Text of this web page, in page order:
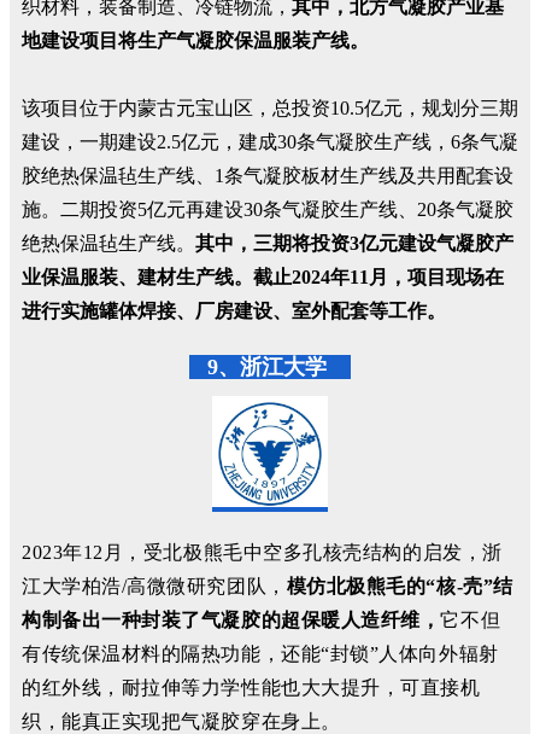
织材料，装备制造、冷链物流， 其中，北方气凝胶产业基
地建设项目将生产气凝胶保温服装产线。
该项目位于内蒙古元宝山区，总投资10.5亿元，规划分三期
建设，一期建设2.5亿元，建成30条气凝胶生产线，6条气凝
胶绝热保温毡生产线、1条气凝胶板材生产线及共用配套设
施。二期投资5亿元再建设30条气凝胶生产线、20条气凝胶
绝热保温毡生产线。 其中，三期将投资3亿元建设气凝胶产
业保温服装、建材生产线。截止2024年11月，项目现场在
进行实施罐体焊接、厂房建设、室外配套等工作。
9、浙江大学
2023年12月，受北极熊毛中空多孔核壳结构的启发，浙
江大学柏浩/高微微研究团队， 模仿北极熊毛的“核-壳”结
构制备出一种封装了气凝胶的超保暖人造纤维，它不但
有传统保温材料的隔热功能，还能“封锁”人体向外辐射
的红外线，耐拉伸等力学性能也大大提升，可直接机
织，能真正实现把气凝胶穿在身上。